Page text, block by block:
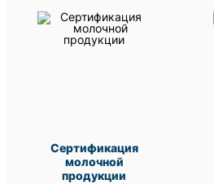
Сертификация
молочной
продукции